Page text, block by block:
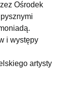
Ośrodek
i występy
artysty